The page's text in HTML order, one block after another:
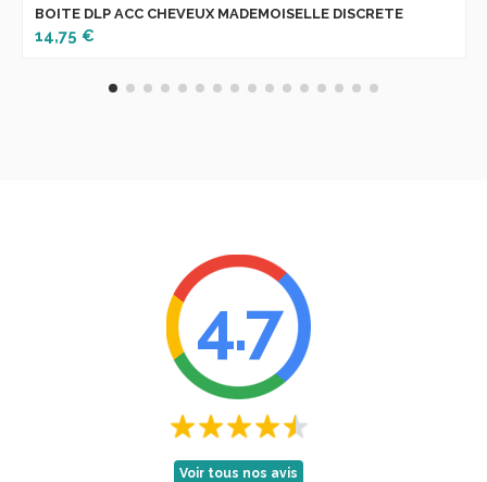
BOITE DLP ACC CHEVEUX MADEMOISELLE DISCRETE
14,75 €
4.7
Voir tous nos avis